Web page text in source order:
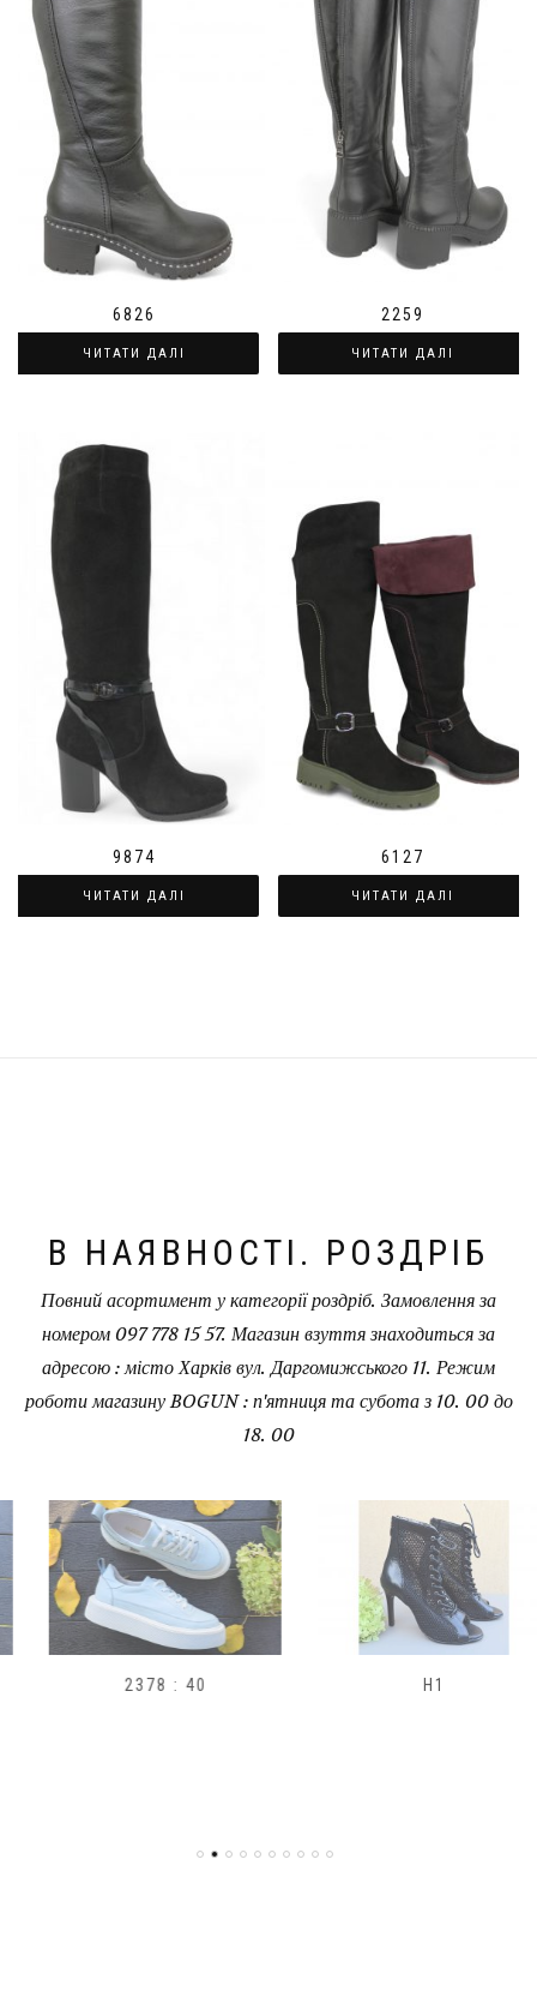
6826
ЧИТАТИ ДАЛІ
2259
ЧИТАТИ ДАЛІ
9874
ЧИТАТИ ДАЛІ
6127
ЧИТАТИ ДАЛІ
В НАЯВНОСТІ. РОЗДРІБ
Повний асортимент у категорії роздріб. Замовлення за
номером 097 778 15 57. Магазин взуття знаходиться за
адресою : місто Харків вул. Даргомижського 11. Режим
роботи магазину BOGUN : п'ятниця та субота з 10. 00 до
18. 00
2378 : 40